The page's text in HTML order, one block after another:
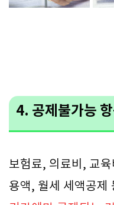
4. 공제불가능
보험료, 의료비, 교
용액, 월세 세액공제